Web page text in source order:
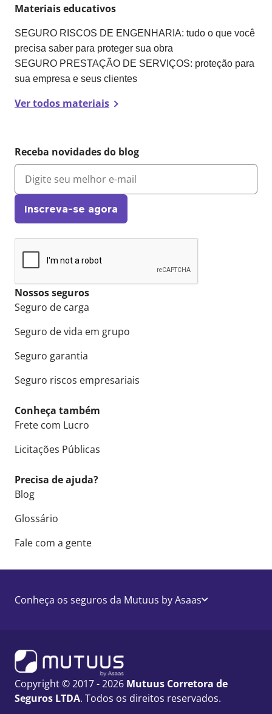
Nossos seguros
Seguro de carga
Seguro de vida em grupo
Seguro garantia
Seguro riscos empresariais
Conheça também
Frete com Lucro
Licitações Públicas
Precisa de ajuda?
Blog
Glossário
Fale com a gente
Materiais educativos
SEGURO RISCOS DE ENGENHARIA: tudo o que você
precisa saber para proteger sua obra
SEGURO PRESTAÇÃO DE SERVIÇOS: proteção para
sua empresa e seus clientes
Ver todos materiais
Receba novidades do blog
Inscreva-se agora
Conheça os seguros da Mutuus by Asaas
Copyright © 2017 - 2026 Mutuus Corretora de
Seguros LTDA. Todos os direitos reservados.